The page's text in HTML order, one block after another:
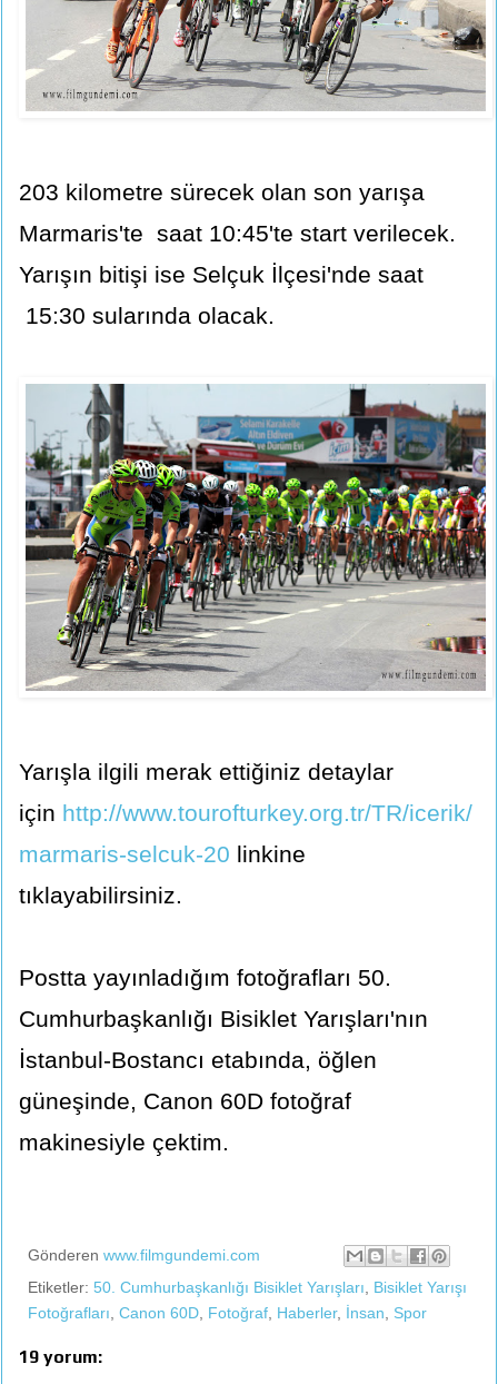
203 kilometre sürecek olan son yarışa
Marmaris'te saat 10:45'te start verilecek.
Yarışın bitişi ise Selçuk İlçesi'nde saat
15:30 sularında olacak.
Yarışla ilgili merak ettiğiniz detaylar
için http://www.tourofturkey.org.tr/TR/icerik/
marmaris-selcuk-20 linkine
tıklayabilirsiniz.
Postta yayınladığım fotoğrafları 50.
Cumhurbaşkanlığı Bisiklet Yarışları'nın
İstanbul-Bostancı etabında, öğlen
güneşinde, Canon 60D fotoğraf
makinesiyle çektim.
Gönderen www.filmgundemi.com
Etiketler: 50. Cumhurbaşkanlığı Bisiklet Yarışları
Bisiklet Yarışı
Fotoğrafları Canon 60D Fotoğraf Haberler, İnsan Spor
19 yorum: